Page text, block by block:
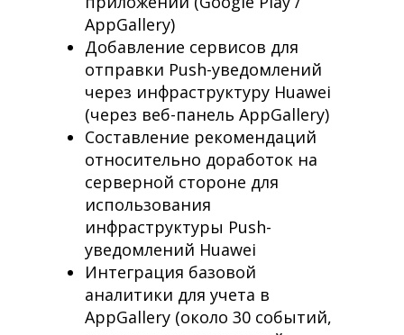
AppGallery)
Добавление сервисов для
отправки Push-уведомлений
через инфраструктуру Huawei
(через веб-панель AppGallery)
Составление рекомендаций
относительно доработок на
серверной стороне для
использования
инфраструктуры Push-
уведомлений Huawei
Интеграция базовой
аналитики для учета в
AppGallery (около 30 событий,